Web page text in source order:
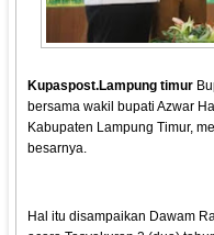
Kupaspost.Lampung timur
bersama wakil bupati Azwar
Kabupaten Lampung Timur,
besarnya.
Hal itu disampaikan Dawam